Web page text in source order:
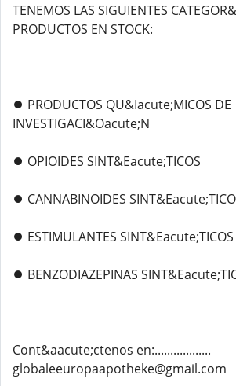
TENEMOS LAS SIGUIENTES
PRODUCTOS EN STOCK:
⏺️ PRODUCTOS QU&Iacute;MICOS DE
INVESTIGACI&Oacute;N
⏺️ OPIOIDES SINT&Eacute;TICOS
⏺️ CANNABINOIDES
⏺️ ESTIMULANTES SINT&Eacute;TICOS
⏺️ BENZODIAZEPINAS
Cont&aacute;ctenos en:..................
globaleeuropaapotheke@gmail.com